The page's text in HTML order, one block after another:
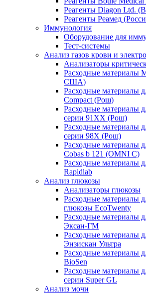
Реагенты Diagon Ltd.
Реагенты Реамед
Иммунология
Оборудование для
Тест-системы
Анализ газов крови и
Анализаторы
Расходные материалы
США)
Расходные материалы
Compact (Рош)
Расходные материалы
серии 91ХХ (Рош)
Расходные материалы
серии 98Х (Рош)
Расходные материалы
Cobas b 121 (OMNI C)
Расходные материалы
Rapidlab
Анализ глюкозы
Анализаторы глюкозы
Расходные материалы
глюкозы EcoTwenty
Расходные материалы
Эксан-ГМ
Расходные материалы
Энзискан Ультра
Расходные материалы
BioSen
Расходные материалы
серии Super GL
Анализ мочи